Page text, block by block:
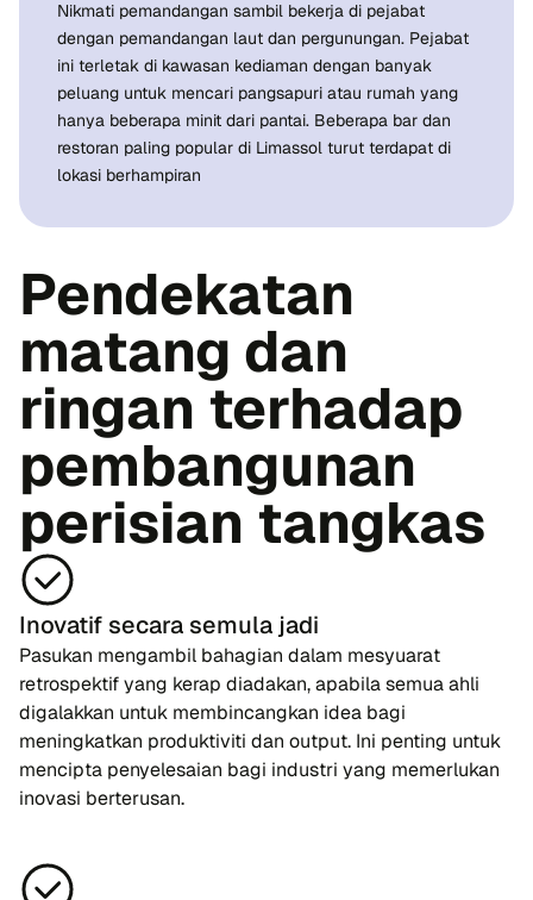
Nikmati pemandangan sambil bekerja di pejabat
dengan pemandangan laut dan pergunungan. Pejabat
ini terletak di kawasan kediaman dengan banyak
peluang untuk mencari pangsapuri atau rumah yang
hanya beberapa minit dari pantai. Beberapa bar dan
restoran paling popular di Limassol turut terdapat di
lokasi berhampiran
Pendekatan
matang dan
ringan terhadap
pembangunan
perisian tangkas
Inovatif secara semula jadi
Pasukan mengambil bahagian dalam mesyuarat
retrospektif yang kerap diadakan, apabila semua ahli
digalakkan untuk membincangkan idea bagi
meningkatkan produktiviti dan output. Ini penting untuk
mencipta penyelesaian bagi industri yang memerlukan
inovasi berterusan.